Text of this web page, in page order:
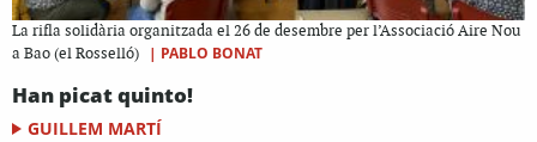
La rifla solidària organitzada el 26 de desembre per l’Associació Aire Nou
a Bao (el Rosselló)
| PABLO BONAT
Han picat quinto!
GUILLEM MARTÍ